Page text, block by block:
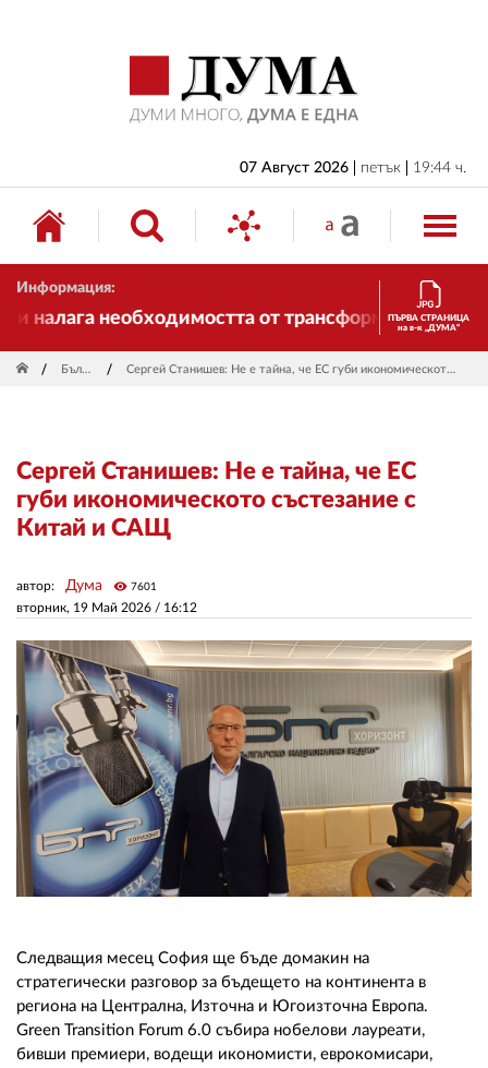
07 Август 2026 петък 19:44 ч.
Информация:
необходимостта от трансформации. ИПЪРВА СТРАНИЦА
на в-к „ДУМА“
България Сергей Станишев: Не е тайна, че ЕС губи икономическото състезание с Китай и САЩ
Сергей Станишев: Не е тайна, че ЕС
губи икономическото състезание с
Китай и САЩ
вторник, 19 Май 2026 / 16:12
автор: Дума visibility 7601
Следващия месец София ще бъде домакин на
стратегически разговор за бъдещето на континента в
региона на Централна, Източна и Югоизточна Европа.
Green Transition Forum 6.0 събира нобелови лауреати,
бивши премиери, водещи икономисти, еврокомисари,
БЪЛГАРИЯ
ИКОНОМИКА
ИЗБОРИ
СВЯТ
ДРУГИ
КОНТАКТИ
РЕКЛАМА
АБОНАМЕНТ
УСЛОВИЯ ЗА ПОЛЗВАНЕ
ПОЛИТИКА ЗА БИСКВИТКИТЕ
ПОЛИТИКАТА ЗА
02 975 20 35